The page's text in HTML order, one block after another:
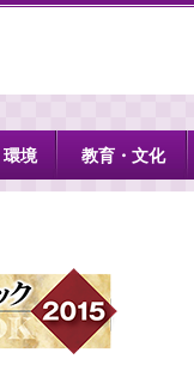
環境 教育・文化